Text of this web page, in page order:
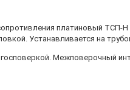
платиновый ТСП-
Устанавливается на
Межповерочный